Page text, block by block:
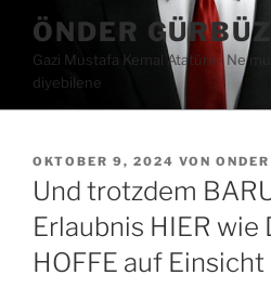
Inhalt
springen
ÖNDER GÜRBÜZ
Gazi Mustafa Kemal Atatürk ∙ Ne
diyebilene
VERÖFFENTLICHT
AM
OKTOBER 9, 2024 VON ONDER
Und trotzdem
Erlaubnis HIER wie
HOFFE auf Einsicht